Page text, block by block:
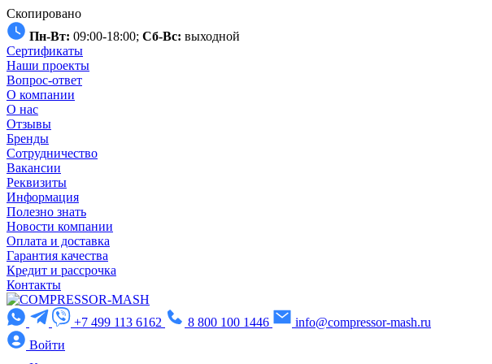
Скопировано
Пн-Вт: 09:00-18:00; Сб-Вс: выходной
Сертификаты
Наши проекты
Вопрос-ответ
О компании
О нас
Отзывы
Бренды
Сотрудничество
Вакансии
Реквизиты
Информация
Полезно знать
Новости компании
Оплата и доставка
Гарантия качества
Кредит и рассрочка
Контакты
+7 499 113 6162 8 800 100 1446
info@compressor-mash.ru
Войти